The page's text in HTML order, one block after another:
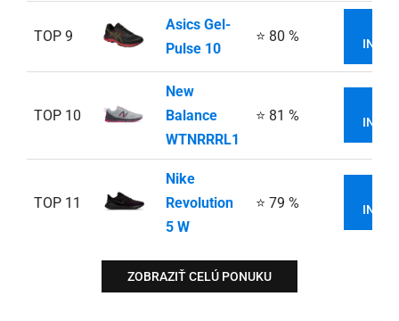
TOP 9
Asics Gel-
Pulse 10
⭐ 80 %
TOP 10
New
Balance
WTNRRRL1
⭐ 81 %
TOP 11
Nike
Revolution
5 W
⭐ 79 %
ZOBRAZIŤ CELÚ PONUKU